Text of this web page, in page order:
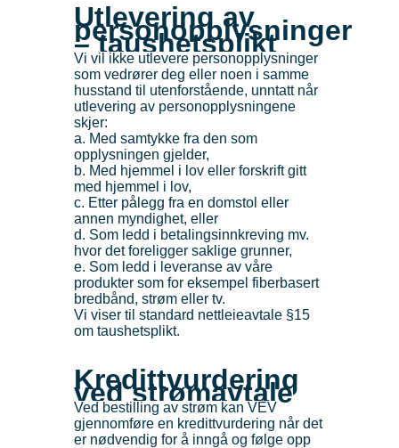
Utlevering av
personopplysninger
– taushetsplikt
Vi vil ikke utlevere personopplysninger
som vedrører deg eller noen i samme
husstand til utenforstående, unntatt når
utlevering av personopplysningene
skjer:
a. Med samtykke fra den som
opplysningen gjelder,
b. Med hjemmel i lov eller forskrift gitt
med hjemmel i lov,
c. Etter pålegg fra en domstol eller
annen myndighet, eller
d. Som ledd i betalingsinnkreving mv.
hvor det foreligger saklige grunner,
e. Som ledd i leveranse av våre
produkter som for eksempel fiberbasert
bredbånd, strøm eller tv.
Vi viser til standard nettleieavtale §15
om taushetsplikt.
Kredittvurdering
ved strømavtale
Ved bestilling av strøm kan VEV
gjennomføre en kredittvurdering når det
er nødvendig for å inngå og følge opp